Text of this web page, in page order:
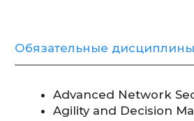
Management
Operating Systems Security
Parallel Computing
Project Management
Psychology